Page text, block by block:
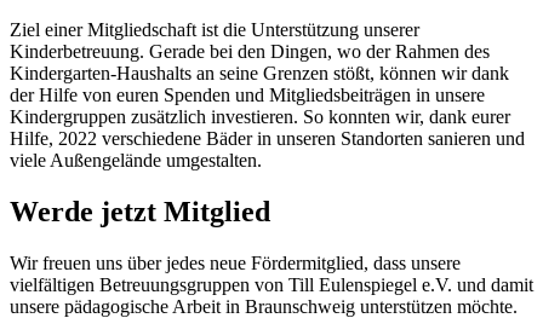
Ziel einer Mitgliedschaft ist die Unter­stützung unserer
Kinderbetreuung. Gerade bei den Dingen, wo der Rahmen des
Kindergarten-Haushalts an seine Grenzen stößt, können wir dank
der Hilfe von euren Spenden und Mit­glieds­bei­trägen in unsere
Kindergruppen zu­sätz­lich investieren. So konnten wir, dank eurer
Hilfe, 2022 verschiedene Bäder in unseren Standorten sanieren und
viele Außen­gelände umge­stalten.
Werde jetzt Mitglied
Wir freuen uns über jedes neue Förder­mitglied, dass unsere
vielfältigen Betreu­ungs­gruppen von Till Eulenspiegel e.V. und damit
unsere pädagogische Arbeit in Braunschweig unterstützen möchte.